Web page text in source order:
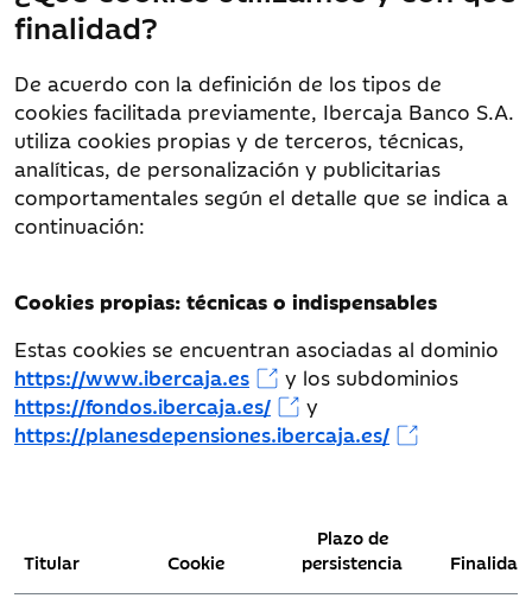
finalidad?
De acuerdo con la definición de los tipos de
cookies facilitada previamente, Ibercaja Banco S.A.
utiliza cookies propias y de terceros, técnicas,
analíticas, de personalización y publicitarias
comportamentales según el detalle que se indica a
continuación:
Cookies propias: técnicas o indispensables
Estas cookies se encuentran asociadas al dominio
https://www.ibercaja.es
y los subdominios
https://fondos.ibercaja.es/
y
https://planesdepensiones.ibercaja.es/
Titular Cookie
Plazo de
persistencia
Finalidad